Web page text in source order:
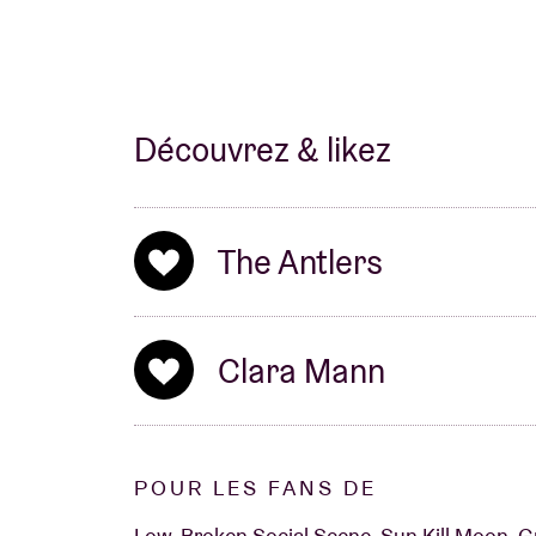
Découvrez & likez
The Antlers
Clara Mann
POUR LES FANS DE